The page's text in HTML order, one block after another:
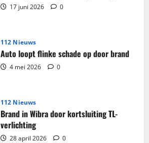
17 juni 2026 0
112 Nieuws
Auto loopt flinke schade op door brand
4 mei 2026 0
112 Nieuws
Brand in Wibra door kortsluiting TL-
verlichting
28 april 2026 0